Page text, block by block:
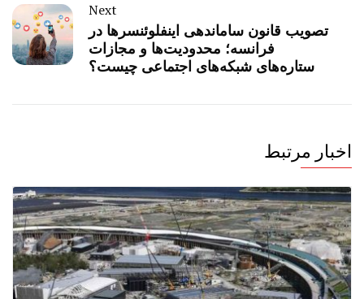
Next
تصویب قانون ساماندهی اینفلوئنسرها در
فرانسه؛ محدودیت‌ها و مجازات‌
ستاره‌های شبکه‌های اجتماعی چیست؟
اخبار مرتبط